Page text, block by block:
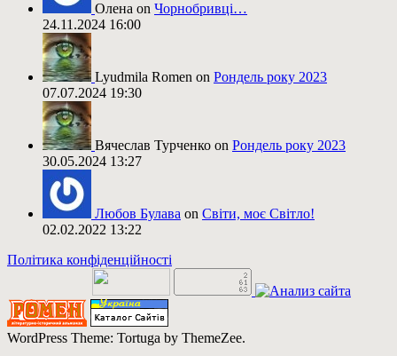
Олена on Чорнобривці…
24.11.2024 16:00
Lyudmila Romen on Рондель року 2023
07.07.2024 19:30
Вячеслав Турченко on Рондель року 2023
30.05.2024 13:27
Любов Булава on Світи, моє Світло!
02.02.2022 13:22
Політика конфіденційності
WordPress Theme: Tortuga by ThemeZee.